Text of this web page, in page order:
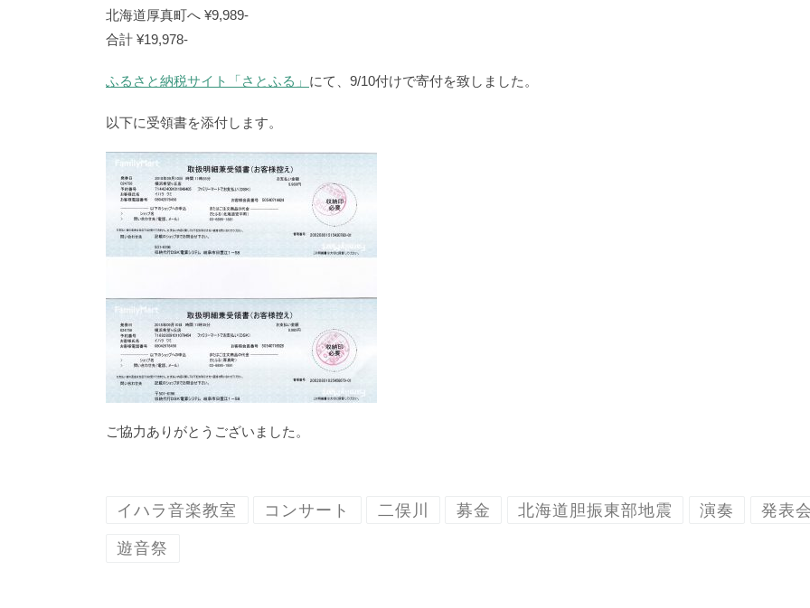
北海道厚真町へ ¥9,989-
合計 ¥19,978-
ふるさと納税サイト「さとふる」 にて、9/10付けで寄付を致しました。
以下に受領書を添付します。
ご協力ありがとうございました。
イハラ音楽教室 コンサート 二俣川 募金 北海道胆振東部地震 演奏 発表会
遊音祭